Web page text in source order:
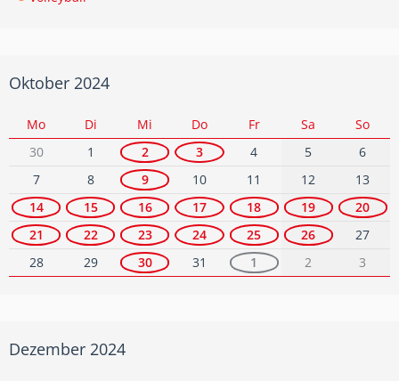
Oktober 2024
Mo Di Mi Do Fr Sa
So
30
1 2 3 4 5
6
7
8 9 10 11 12
13
14
15 16 17 18 19
20
21
22 23 24 25 26
27
28
29 30 31 1 2 3
Dezember 2024